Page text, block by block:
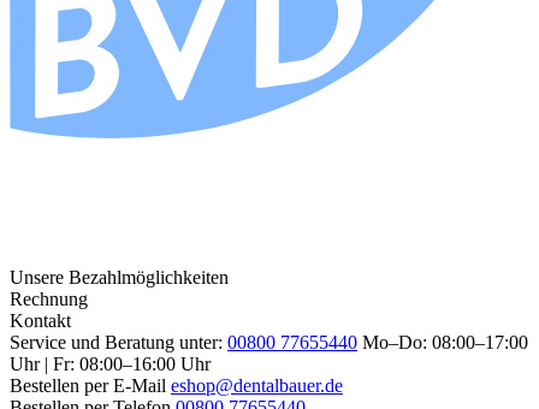
Unsere Bezahlmöglichkeiten
Rechnung
Kontakt
Service und Beratung unter: 00800 77655440 Mo–Do: 08:00–17:00
Uhr | Fr: 08:00–16:00 Uhr
Bestellen per E-Mail eshop@dentalbauer.de